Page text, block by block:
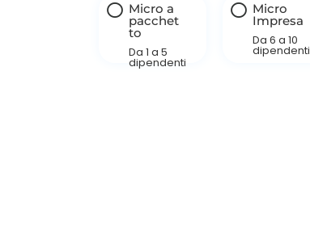
Micro a
pacchet
to
Da 1 a 5
dipendenti
Micro
Impresa
Da 6 a 10
dipendenti